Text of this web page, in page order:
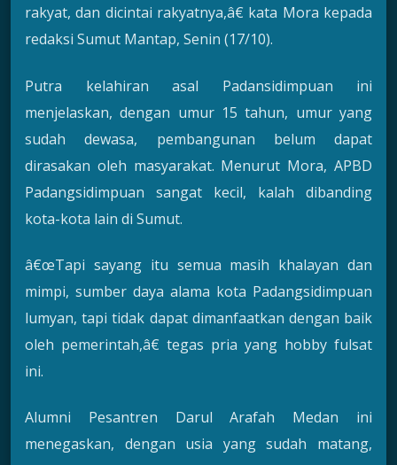
rakyat, dan dicintai rakyatnya,â€ kata Mora kepada
redaksi Sumut Mantap, Senin (17/10).
Putra kelahiran asal Padansidimpuan ini
menjelaskan, dengan umur 15 tahun, umur yang
sudah dewasa, pembangunan belum dapat
dirasakan oleh masyarakat. Menurut Mora, APBD
Padangsidimpuan sangat kecil, kalah dibanding
kota-kota lain di Sumut.
â€œTapi sayang itu semua masih khalayan dan
mimpi, sumber daya alama kota Padangsidimpuan
lumyan, tapi tidak dapat dimanfaatkan dengan baik
oleh pemerintah,â€ tegas pria yang hobby fulsat
ini.
Alumni Pesantren Darul Arafah Medan ini
menegaskan, dengan usia yang sudah matang,